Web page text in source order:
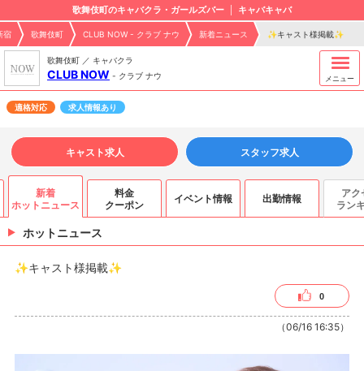
歌舞伎町のキャバクラ・ガールズバー キャバキャバ
宿 歌舞伎町 CLUB NOW - クラブ ナウ 新着ニュース ✨キャスト様掲載✨
歌舞伎町 ／ キャバクラ
CLUB NOW - クラブ ナウ メニュー
適格対応 求人情報あり
キャスト求人 スタッフ求人
新着
ホットニュース
料金
クーポン
イベント情報 出勤情報
アク
ラン
ホットニュース
✨キャスト様掲載✨
0
（06/16 16:35）